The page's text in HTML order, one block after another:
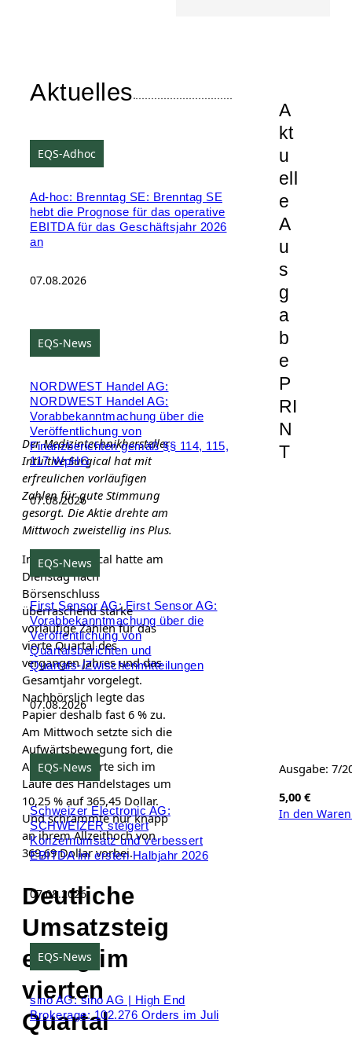
Der Medizintechnikhersteller
Intuitive Surgical hat mit
erfreulichen vorläufigen
Zahlen für gute Stimmung
gesorgt. Die Aktie drehte am
Mittwoch zweistellig ins Plus.
Intuitive Surgical hatte am
Dienstag nach
Börsenschluss
überraschend starke
vorläufige Zahlen für das
vierte Quartal des
vergangen Jahres und das
Gesamtjahr vorgelegt.
Nachbörslich legte das
Papier deshalb fast 6 % zu.
Am Mittwoch setzte sich die
Aufwärtsbewegung fort, die
Aktie verbesserte sich im
Laufe des Handelstages um
10,25 % auf 365,45 Dollar.
Und schrammte nur knapp
an ihrem Allzeithoch von
369,69 Dollar vorbei.
Deutliche
Umsatzsteig
erung im
vierten
Quartal
Aktuelles
EQS-Adhoc
Ad-hoc: Brenntag SE: Brenntag SE
hebt die Prognose für das operative
EBITDA für das Geschäftsjahr 2026
an
07.08.2026
EQS-News
NORDWEST Handel AG:
NORDWEST Handel AG:
Vorabbekanntmachung über die
Veröffentlichung von
Finanzberichten gemäß §§ 114, 115,
117 WpHG
07.08.2026
EQS-News
First Sensor AG: First Sensor AG:
Vorabbekanntmachung über die
Veröffentlichung von
Quartalsberichten und
Quartals-/Zwischenmitteilungen
07.08.2026
EQS-News
Schweizer Electronic AG:
SCHWEIZER steigert
Konzernumsatz und verbessert
EBITDA im ersten Halbjahr 2026
07.08.2026
EQS-News
sino AG: sino AG | High End
Brokerage: 102.276 Orders im Juli
A
kt
u
ell
e
A
u
s
g
a
b
e
P
RI
N
T
Ausgabe: 7/
5,00 €
In den